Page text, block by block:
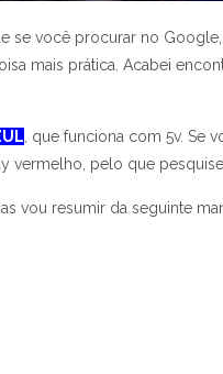
você procurar no
mais prática. Acabei
, que funciona com 5v. Se
pelo que
vou resumir da seguinte